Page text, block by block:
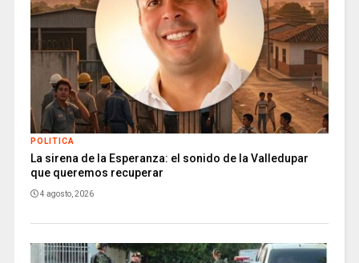
POLITICA
La sirena de la Esperanza: el sonido de la Valledupar
que queremos recuperar
4 agosto, 2026